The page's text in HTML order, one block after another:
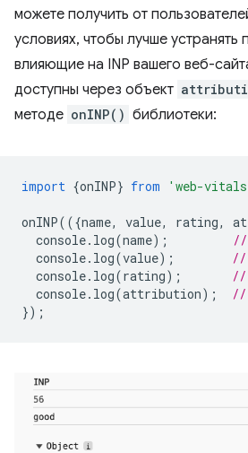
можете получить от
условиях, чтобы лучше устранять
влияющие на INP вашего веб-
доступны через объект
методе onINP() библиотеки:
import {onINP} from 'web-
onINP(({name, value, rating,
console. log(name);
//
console. log(value);
//
console. log(rating);
//
console. log(attribution);
//
});